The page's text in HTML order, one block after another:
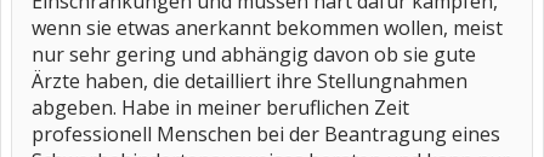
wenn sie etwas anerkannt bekommen wollen, meist
nur sehr gering und abhängig davon ob sie gute
Ärzte haben, die detailliert ihre Stellungnahmen
abgeben. Habe in meiner beruflichen Zeit
professionell Menschen bei der Beantragung eines